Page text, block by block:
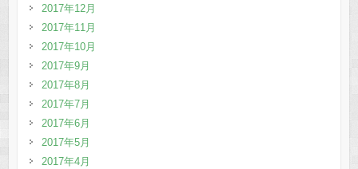
2017年12月
2017年11月
2017年10月
2017年9月
2017年8月
2017年7月
2017年6月
2017年5月
2017年4月